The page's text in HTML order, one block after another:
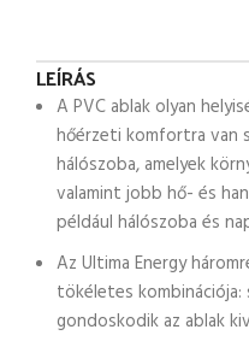
LEÍRÁS
A PVC ablak olyan
hőérzeti komfortra van
hálószoba, amelyek
valamint jobb hő- és
például hálószoba és
Az Ultima Energy
tökéletes
gondoskodik az ablak